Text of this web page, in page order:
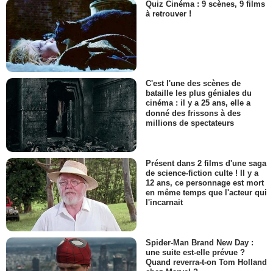
Quiz Cinéma : 9 scènes, 9 films
à retrouver !
C'est l'une des scènes de
bataille les plus géniales du
cinéma : il y a 25 ans, elle a
donné des frissons à des
millions de spectateurs
Présent dans 2 films d'une saga
de science-fiction culte ! Il y a
12 ans, ce personnage est mort
en même temps que l'acteur qui
l'incarnait
Spider-Man Brand New Day :
une suite est-elle prévue ?
Quand reverra-t-on Tom Holland